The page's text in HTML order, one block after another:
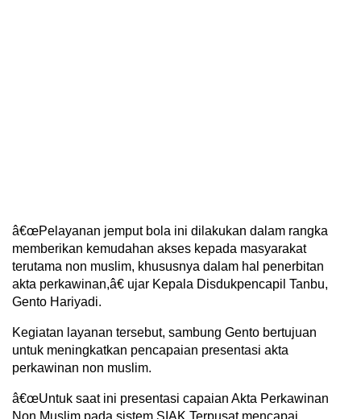
â€œPelayanan jemput bola ini dilakukan dalam rangka
memberikan kemudahan akses kepada masyarakat
terutama non muslim, khususnya dalam hal penerbitan
akta perkawinan,â€ ujar Kepala Disdukpencapil Tanbu,
Gento Hariyadi.
Kegiatan layanan tersebut, sambung Gento bertujuan
untuk meningkatkan pencapaian presentasi akta
perkawinan non muslim.
â€œUntuk saat ini presentasi capaian Akta Perkawinan
Non Muslim pada sistem SIAK Terpusat mencapai